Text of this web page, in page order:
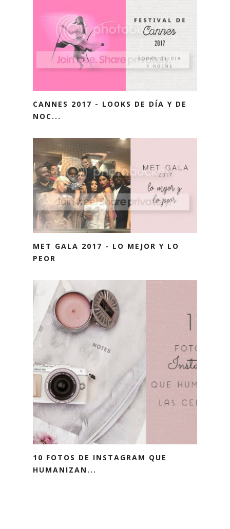
CANNES 2017 - LOOKS DE DÍA Y DE
NOC...
MET GALA 2017 - LO MEJOR Y LO
PEOR
10 FOTOS DE INSTAGRAM QUE
HUMANIZAN...